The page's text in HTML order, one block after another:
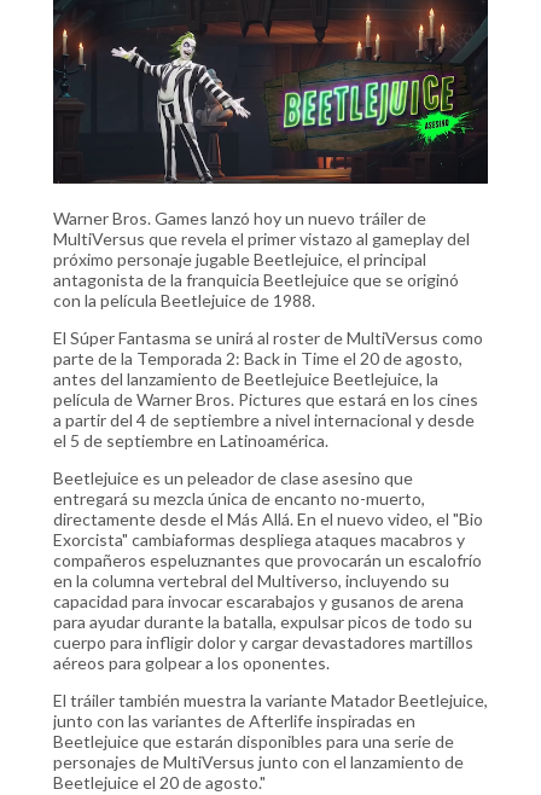
Warner Bros. Games lanzó hoy un nuevo tráiler de
MultiVersus que revela el primer vistazo al gameplay del
próximo personaje jugable Beetlejuice, el principal
antagonista de la franquicia Beetlejuice que se originó
con la película Beetlejuice de 1988.
El Súper Fantasma se unirá al roster de MultiVersus como
parte de la Temporada 2: Back in Time el 20 de agosto,
antes del lanzamiento de Beetlejuice Beetlejuice, la
película de Warner Bros. Pictures que estará en los cines
a partir del 4 de septiembre a nivel internacional y desde
el 5 de septiembre en Latinoamérica.
Beetlejuice es un peleador de clase asesino que
entregará su mezcla única de encanto no-muerto,
directamente desde el Más Allá. En el nuevo video, el "Bio
Exorcista" cambiaformas despliega ataques macabros y
compañeros espeluznantes que provocarán un escalofrío
en la columna vertebral del Multiverso, incluyendo su
capacidad para invocar escarabajos y gusanos de arena
para ayudar durante la batalla, expulsar picos de todo su
cuerpo para infligir dolor y cargar devastadores martillos
aéreos para golpear a los oponentes.
El tráiler también muestra la variante Matador Beetlejuice,
junto con las variantes de Afterlife inspiradas en
Beetlejuice que estarán disponibles para una serie de
personajes de MultiVersus junto con el lanzamiento de
Beetlejuice el 20 de agosto."